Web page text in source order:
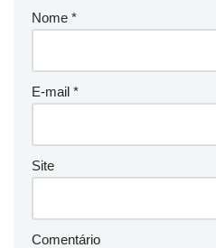
Nome *
E-mail *
Site
Comentário